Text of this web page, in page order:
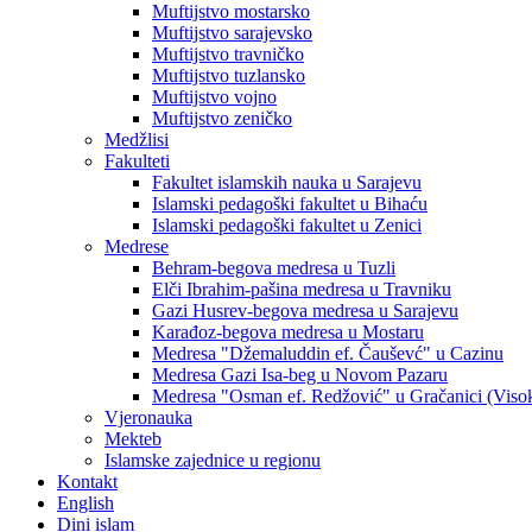
Muftijstvo mostarsko
Muftijstvo sarajevsko
Muftijstvo travničko
Muftijstvo tuzlansko
Muftijstvo vojno
Muftijstvo zeničko
Medžlisi
Fakulteti
Fakultet islamskih nauka u Sarajevu
Islamski pedagoški fakultet u Bihaću
Islamski pedagoški fakultet u Zenici
Medrese
Behram-begova medresa u Tuzli
Elči Ibrahim-pašina medresa u Travniku
Gazi Husrev-begova medresa u Sarajevu
Karađoz-begova medresa u Mostaru
Medresa "Džemaluddin ef. Čauševć" u Cazinu
Medresa Gazi Isa-beg u Novom Pazaru
Medresa "Osman ef. Redžović" u Gračanici
Vjeronauka
Mekteb
Islamske zajednice u regionu
Kontakt
English
Dini islam